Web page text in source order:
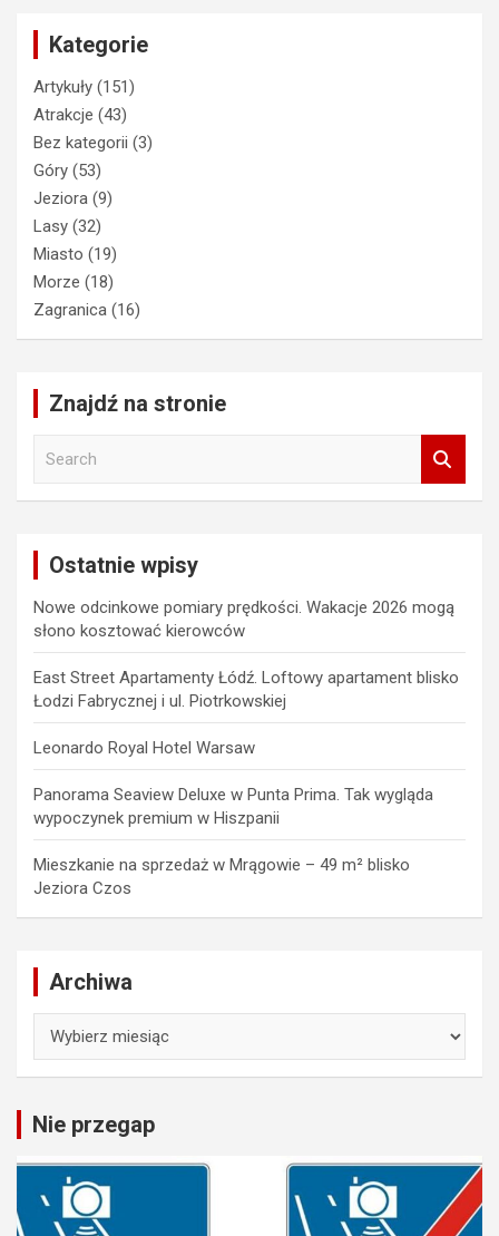
Kategorie
Artykuły (151)
Atrakcje (43)
Bez kategorii (3)
Góry (53)
Jeziora (9)
Lasy (32)
Miasto (19)
Morze (18)
Zagranica (16)
Znajdź na stronie
Ostatnie wpisy
Nowe odcinkowe pomiary prędkości. Wakacje 2026 mogą
słono kosztować kierowców
East Street Apartamenty Łódź. Loftowy apartament blisko
Łodzi Fabrycznej i ul. Piotrkowskiej
Leonardo Royal Hotel Warsaw
Panorama Seaview Deluxe w Punta Prima. Tak wygląda
wypoczynek premium w Hiszpanii
Mieszkanie na sprzedaż w Mrągowie – 49 m² blisko
Jeziora Czos
Archiwa
Nie przegap